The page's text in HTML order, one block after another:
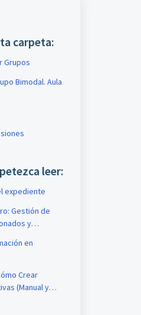
carpeta:
Grupos
Bimodal. Aula
leer:
expediente
Gestión de
y
en
Crear
(Manual y